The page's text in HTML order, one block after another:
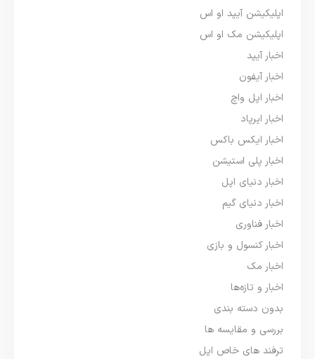
اپلیکیشن آیپد او اس
اپلیکیشن مک او اس
اخبار آیپد
اخبار آیفون
اخبار اپل واچ
اخبار ایرپاد
اخبار ایکس باکس
اخبار پلی استیشن
اخبار دنیای اپل
اخبار دنیای گیم
اخبار فناوری
اخبار کنسول و بازی
اخبار مک
اخبار و تازه‌ها
بدون دسته بندی
بررسی و مقایسه ها
ترفند های خاص اپل